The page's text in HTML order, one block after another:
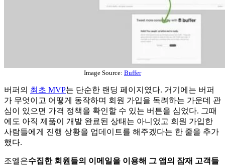
Image Source: Buffer
버퍼의 최초 MVP는 단순한 랜딩 페이지였다. 거기에는 버퍼
가 무엇이고 어떻게 동작하며 회원 가입을 독려하는 가운데 관
심이 있으면 가격 정책을 확인할 수 있는 버튼을 심었다. 그때
에도 아직 제품이 개발 완료된 상태는 아니었고 회원 가입한
사람들에게 진행 상황을 업데이트를 해주겠다는 한 줄을 추가
했다.
조엘은수집한 회원들의 이메일을 이용해 그 앱의 잠재 고객들